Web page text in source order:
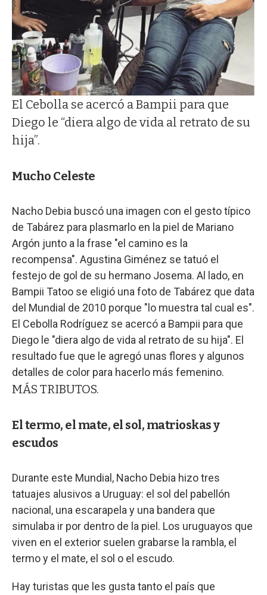
El Cebolla se acercó a Bampii para que
Diego le “diera algo de vida al retrato de su
hija”.
Mucho Celeste
Nacho Debia buscó una imagen con el gesto típico
de Tabárez para plasmarlo en la piel de Mariano
Argón junto a la frase "el camino es la
recompensa". Agustina Giménez se tatuó el
festejo de gol de su hermano Josema. Al lado, en
Bampii Tatoo se eligió una foto de Tabárez que data
del Mundial de 2010 porque "lo muestra tal cual es".
El Cebolla Rodríguez se acercó a Bampii para que
Diego le "diera algo de vida al retrato de su hija". El
resultado fue que le agregó unas flores y algunos
detalles de color para hacerlo más femenino.
MÁS TRIBUTOS.
El termo, el mate, el sol, matrioskas y
escudos
Durante este Mundial, Nacho Debia hizo tres
tatuajes alusivos a Uruguay: el sol del pabellón
nacional, una escarapela y una bandera que
simulaba ir por dentro de la piel. Los uruguayos que
viven en el exterior suelen grabarse la rambla, el
termo y el mate, el sol o el escudo.
Hay turistas que les gusta tanto el país que